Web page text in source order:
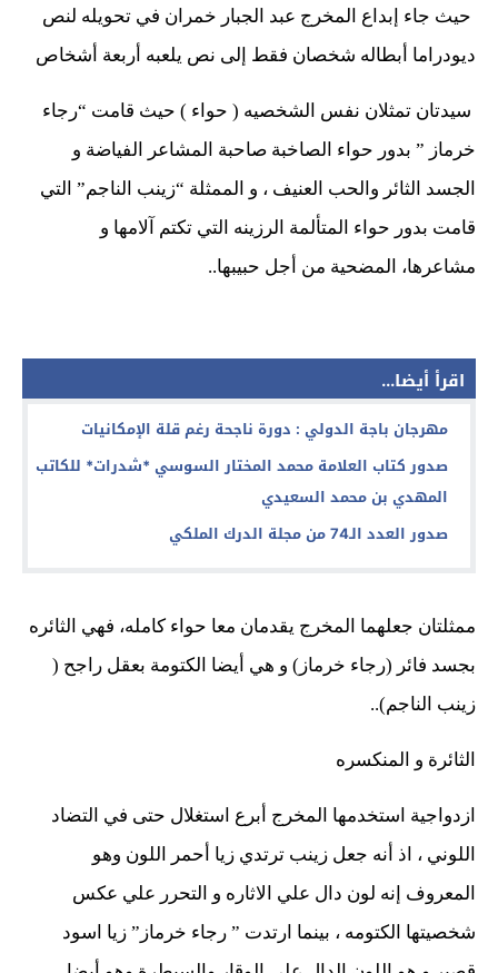
حيث جاء إبداع المخرج عبد الجبار خمران في تحويله لنص
ديودراما أبطاله شخصان فقط إلى نص يلعبه أربعة أشخاص
سيدتان تمثلان نفس الشخصيه ( حواء ) حيث قامت “رجاء
خرماز ” بدور حواء الصاخبة صاحبة المشاعر الفياضة و
الجسد الثائر والحب العنيف ، و الممثلة “زينب الناجم” التي
قامت بدور حواء المتألمة الرزينه التي تكتم آلامها و
مشاعرها، المضحية من أجل حبيبها..
اقرأ أيضا...
مهرجان باجة الدولي : دورة ناجحة رغم قلة الإمكانيات
صدور كتاب العلامة محمد المختار السوسي *شدرات* للكاتب
المهدي بن محمد السعيدي
صدور العدد الـ74 من مجلة الدرك الملكي
ممثلتان جعلهما المخرج يقدمان معا حواء كامله، فهي الثائره
بجسد فائر (رجاء خرماز) و هي أيضا الكتومة بعقل راجح (
زينب الناجم)..
الثائرة و المنكسره
ازدواجية استخدمها المخرج أبرع استغلال حتى في التضاد
اللوني ، اذ أنه جعل زينب ترتدي زيا أحمر اللون وهو
المعروف إنه لون دال علي الاثاره و التحرر علي عكس
شخصيتها الكتومه ، بينما ارتدت ” رجاء خرماز” زيا اسود